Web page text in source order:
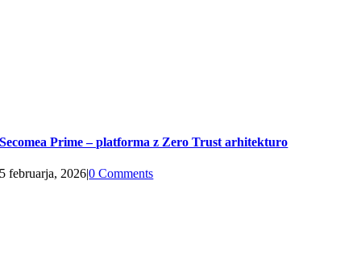
Secomea Prime – platforma z Zero Trust arhitekturo
5 februarja, 2026|0 Comments